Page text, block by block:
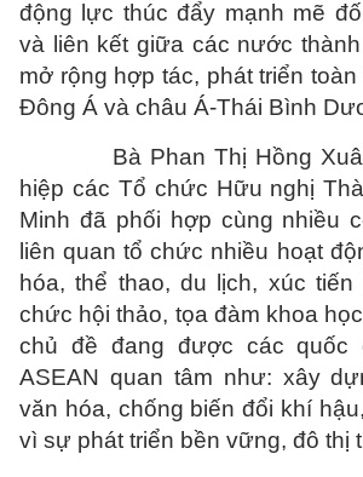
động lực thúc đẩy mạnh mẽ
và liên kết giữa các nước
mở rộng hợp tác, phát triển
Đông Á và châu Á-Thái Bình
Bà Phan Thị Hồng Xuân
hiệp các Tổ chức Hữu nghị
Minh đã phối hợp cùng nhiều
liên quan tổ chức nhiều hoạt
hóa, thể thao, du lịch, xúc
chức hội thảo, tọa đàm khoa
chủ đề đang được các quốc
ASEAN quan tâm như: xây
văn hóa, chống biến đổi khí
vì sự phát triển bền vững, đô thị